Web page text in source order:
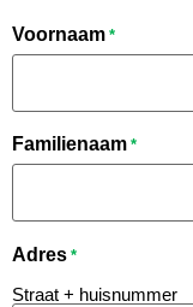
Voornaam *
Familienaam *
Adres *
Straat + huisnummer